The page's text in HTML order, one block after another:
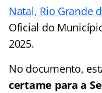
Natal, Rio Grande
Oficial do
2025.
No documento,
certame para a